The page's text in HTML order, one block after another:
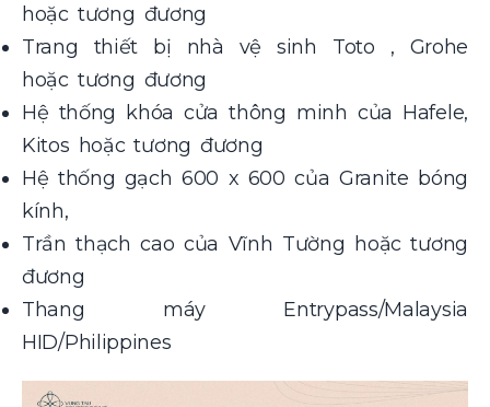
hoặc tương đương
Trang thiết bị nhà vệ sinh Toto , Grohe
hoặc tương đương
Hệ thống khóa cửa thông minh của Hafele,
Kitos hoặc tương đương
Hệ thống gạch 600 x 600 của Granite bóng
kính,
Trần thạch cao của Vĩnh Tường hoặc tương
đương
Thang máy Entrypass/Malaysia
HID/Philippines